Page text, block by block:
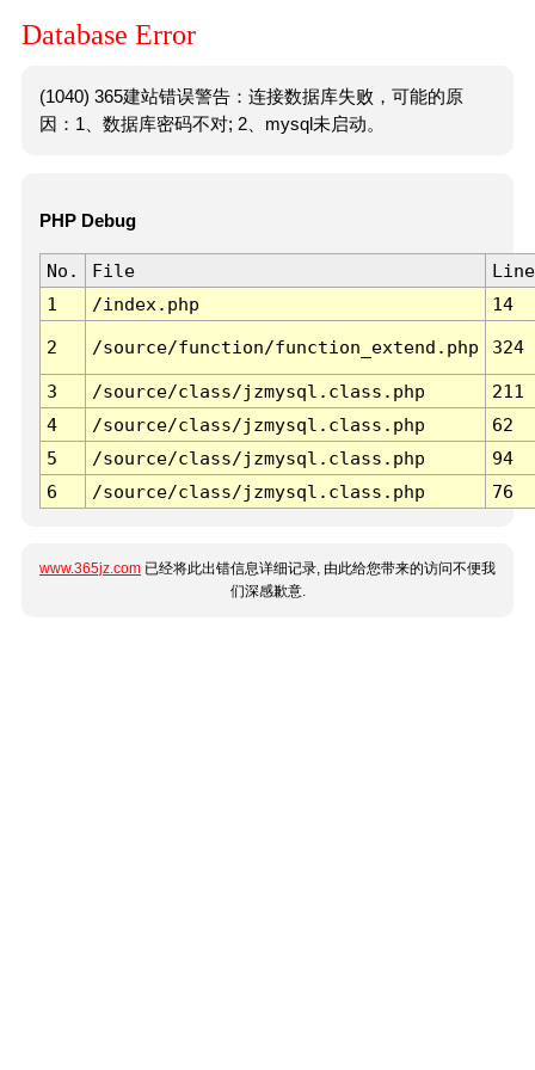
Database Error
(1040) 365建站错误警告：连接数据库失败，可能的原
因：1、数据库密码不对; 2、mysql未启动。
PHP Debug
No. File
Line
1
/index.php 14
2 /source/function/function_extend.php 324
3 /source/class/jzmysql.class.php
211
4
/source/class/jzmysql.class.php
62
5
/source/class/jzmysql.class.php
94
6
/source/class/jzmysql.class.php 76
www.365jz.com 已经将此出错信息详细记录, 由此给您带来的访问不便我
们深感歉意.